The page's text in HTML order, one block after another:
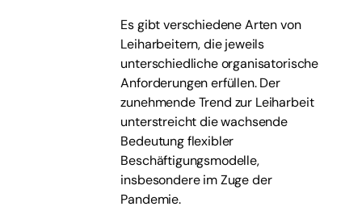
Es gibt verschiedene Arten von
Leiharbeitern, die jeweils
unterschiedliche organisatorische
Anforderungen erfüllen. Der
zunehmende Trend zur Leiharbeit
unterstreicht die wachsende
Bedeutung flexibler
Beschäftigungsmodelle,
insbesondere im Zuge der
Pandemie.